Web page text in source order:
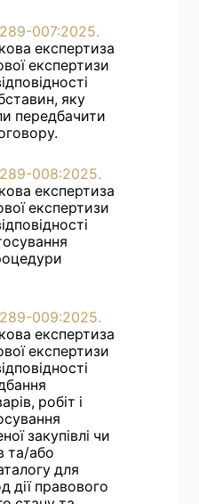
007:2025.
експертиза
експертизи
яку
передбачити
008:2025.
експертиза
експертизи
009:2025.
експертиза
експертизи
робіт і
закупівлі чи
та/або
для
дії правового